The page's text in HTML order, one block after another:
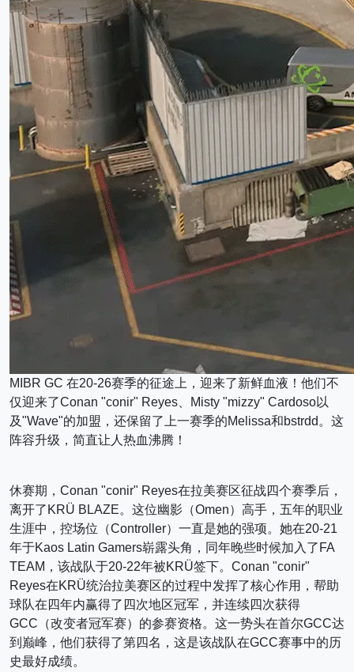
MIBR GC 在20-26赛季的征途上，迎来了新鲜血液！他们不
仅迎来了Conan "conir" Reyes、Misty "mizzy" Cardoso以
及"Wave"的加盟，还保留了上一赛季的Melissa和bstrdd。这
阵容升级，简直让人热血沸腾！
休赛期，Conan "conir" Reyes在拉美赛区征战四个赛季后，
离开了KRÜ BLAZE。这位幽影（Omen）高手，五年的职业
生涯中，控场位（Controller）一直是她的强项。她在20-21
年于Kaos Latin Gamers崭露头角，同年晚些时候加入了FA
TEAM，该战队于20-22年被KRÜ签下。Conan "conir"
Reyes在KRÜ统治拉美赛区的过程中发挥了核心作用，帮助
球队在四年内赢得了四次地区冠军，并连续四次获得
GCC（改变者冠军赛）的参赛资格。这一势头在首尔GCC达
到巅峰，他们获得了第四名，这是该战队在GCC赛事中的历
史最好成绩。